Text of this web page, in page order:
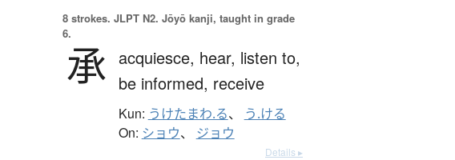
8 strokes. JLPT N2. Jōyō kanji, taught in grade
6.
承 acquiesce, hear, listen to,
be informed, receive
Kun: うけたまわ.る、 う.ける
On: ショウ、 ジョウ
Details ▸